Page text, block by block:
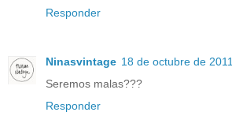
Responder
Ninasvintage 18 de octubre de
Seremos malas???
Responder